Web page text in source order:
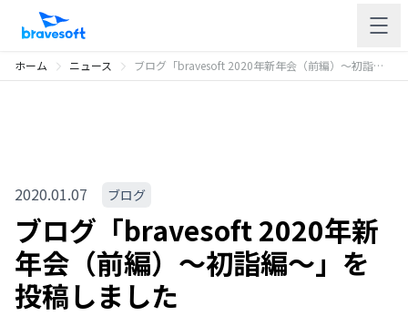
ホーム ニュース ブログ「bravesoft 2020年新年会（前編）〜初詣編〜」を投稿しました
2020.01.07 ブログ
ブログ「bravesoft 2020年新
年会（前編）〜初詣編〜」を
投稿しました